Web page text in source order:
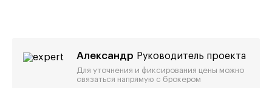
Александр Руководитель проекта
Для уточнения и фиксирования цены можно
связаться напрямую с брокером